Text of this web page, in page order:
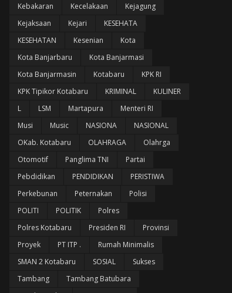
Kebakaran
Kecelakaan
Kejagung
Kejaksaan
Kejari
KESEHATA
KESEHATAN
Kesenian
Kota
Kota Banjarbaru
Kota Banjarmasi
Kota Banjarmasin
Kotabaru
KPK RI
KPK Tipikor Kotabaru
KRIMINAL
KULINER
L
LSM Martapura
Menteri RI
Musi
Music NASIONA
NASIONAL
OKab. Kotabaru
OLAHRAGA
Olahrga
Otomotif
Panglima TNI
Partai
Pebdidikan
PENDIDIKAN
PERISTIWA
Perkebunan
Peternakan
Polisi
POLITI
POLITIK
Polres
Polres Kotabaru
Presiden RI
Provinsi
Proyek
PT ITP .
Rumah Minimalis
SMAN 2 Kotabaru
SOSIAL
Sukses
Tambang
Tambang Batubara